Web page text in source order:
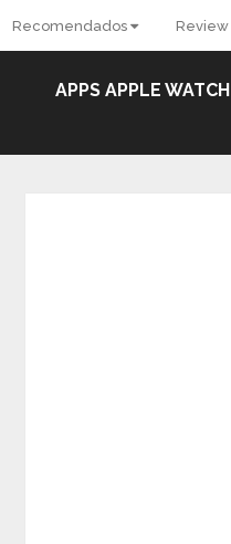
Recomendados Review
APPS APPLE WATCH